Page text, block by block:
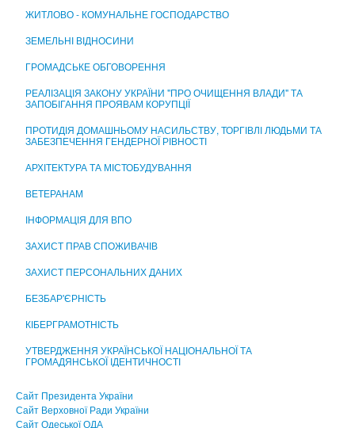
МІСЬКА ВИБОРЧА КОМІСІЯ
ЦЕНТР НАДАННЯ АДМІНІСТРАТИВНИХ ПОСЛУГ
ЖИТЛОВО - КОМУНАЛЬНЕ ГОСПОДАРСТВО
ЗЕМЕЛЬНІ ВІДНОСИНИ
ГРОМАДСЬКЕ ОБГОВОРЕННЯ
РЕАЛІЗАЦІЯ ЗАКОНУ УКРАЇНИ "ПРО ОЧИЩЕННЯ ВЛАДИ" ТА
ЗАПОБІГАННЯ ПРОЯВАМ КОРУПЦІЇ
ПРОТИДІЯ ДОМАШНЬОМУ НАСИЛЬСТВУ, ТОРГІВЛІ ЛЮДЬМИ ТА
ЗАБЕЗПЕЧЕННЯ ГЕНДЕРНОЇ РІВНОСТІ
АРХІТЕКТУРА ТА МІСТОБУДУВАННЯ
ВЕТЕРАНАМ
ІНФОРМАЦІЯ ДЛЯ ВПО
ЗАХИСТ ПРАВ СПОЖИВАЧІВ
ЗАХИСТ ПЕРСОНАЛЬНИХ ДАНИХ
БЕЗБАР'ЄРНІСТЬ
КІБЕРГРАМОТНІСТЬ
УТВЕРДЖЕННЯ УКРАЇНСЬКОЇ НАЦІОНАЛЬНОЇ ТА
ГРОМАДЯНСЬКОЇ ІДЕНТИЧНОСТІ
Сайт Президента України
Сайт Верховної Ради України
Сайт Одеської ОДА